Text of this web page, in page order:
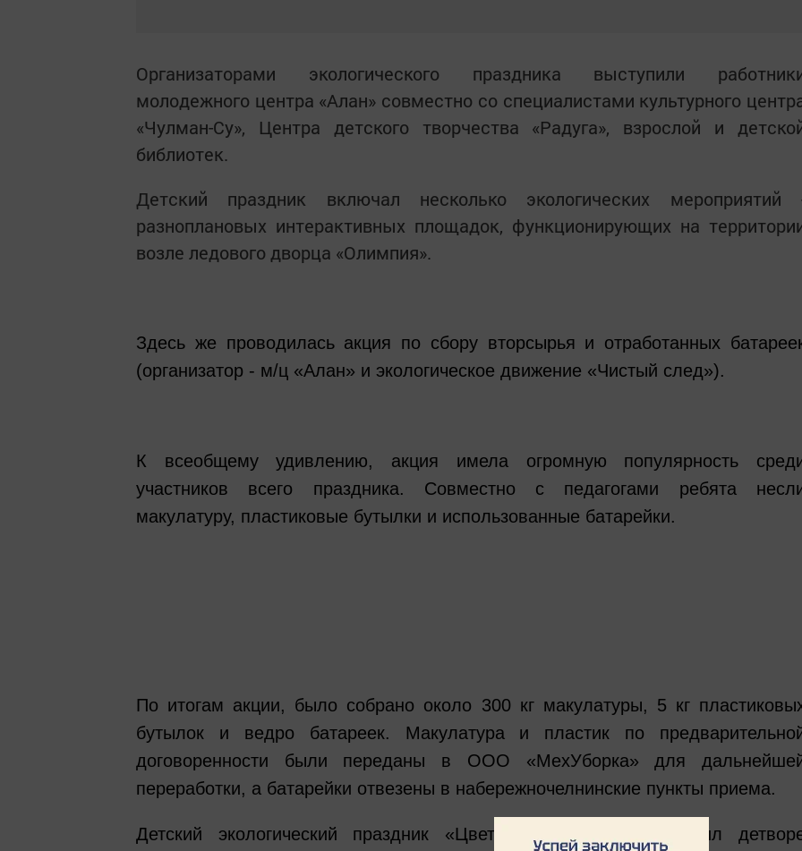
Организаторами экологического праздника выступили
молодежного центра «Алан» совместно со специалистами культурного
«Чулман-Су», Центра детского творчества «Радуга», взрослой и
библиотек.
Детский праздник включал несколько экологических мероприятий
разноплановых интерактивных площадок, функционирующих на
возле ледового дворца «Олимпия».
Здесь же проводилась акция по сбору вторсырья и отработанных
(организатор - м/ц «Алан» и экологическое движение «Чистый след»).
К всеобщему удивлению, акция имела огромную популярность
участников всего праздника. Совместно с педагогами ребята
макулатуру, пластиковые бутылки и использованные батарейки.
По итогам акции, было собрано около 300 кг макулатуры, 5 кг
бутылок и ведро батареек. Макулатура и пластик по
договоренности были переданы в ООО «МехУборка» для
переработки, а батарейки отвезены в набережночелнинские пункты приема.
Детский экологический праздник «Цвети, мой город!» подарил